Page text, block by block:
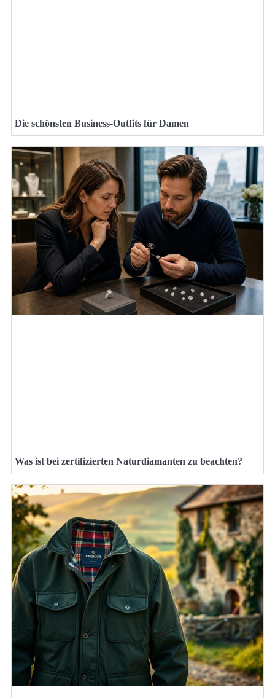
Die schönsten Business-Outfits für Damen
Was ist bei zertifizierten Naturdiamanten zu beachten?